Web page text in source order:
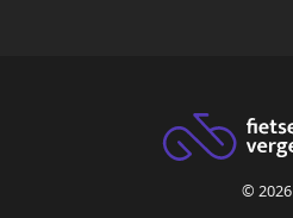
© 2026